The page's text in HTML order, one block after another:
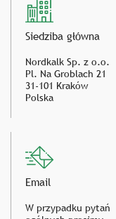
Siedziba główna
Nordkalk Sp. z o.o.
Pl. Na Groblach 21
31-101 Kraków
Polska
Email
W przypadku pytań